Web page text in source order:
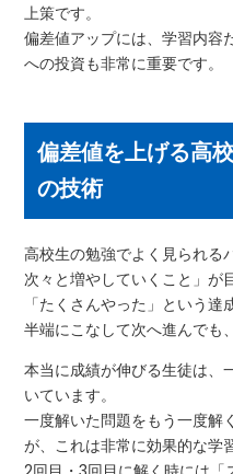
上策です。
偏差値アップには、学習内容
への投資も非常に重要です。
偏差値を上げる高
の技術
高校生の勉強でよく見られる
次々と増やしていくこと」が
「たくさんやった」という
半端にこなして次へ進んでも
本当に成績が伸びる生徒は、
いています。
一度解いた問題をもう一度解
が、これは非常に効果的な学